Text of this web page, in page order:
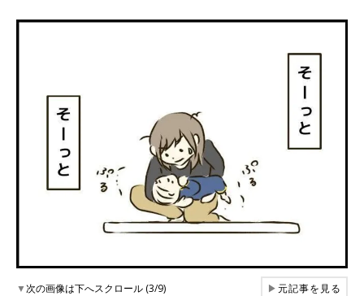
▼次の画像は下へスクロール (3/9) ▶元記事を見る